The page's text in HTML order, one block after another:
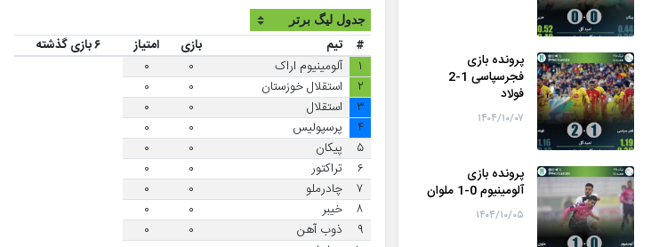
پرونده بازی
فجرسپاسی 1-2
فولاد
۱۴۰۴/۱۰/۰۷
پرونده بازی
آلومینیوم 0-1 ملوان
۱۴۰۴/۱۰/۰۵
# تیم بازی امتیاز
۶ بازی گذشته
۱
آلومینیوم اراک ۰
۰
۲
استقلال خوزستان ۰
۰
۳
استقلال ۰
۰
۴
پرسپولیس ۰
۰
۵
پیکان ۰
۰
۶
تراکتور ۰
۰
۷
چادرملو ۰
۰
۸
خیبر ۰
۰
۹
ذوب آهن ۰
۰